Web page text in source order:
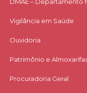
Vigilância em Saúde
Ouvidoria
Patrimônio e
Procuradoria Geral